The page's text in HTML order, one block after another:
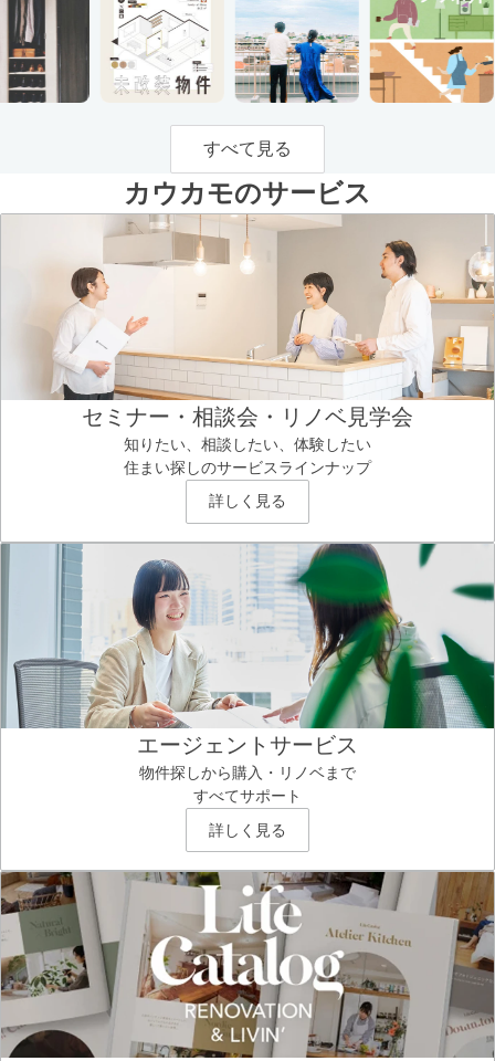
すべて見る
カウカモのサービス
セミナー・相談会・リノベ見学会
知りたい、相談したい、体験したい
住まい探しのサービスラインナップ
詳しく見る
エージェントサービス
物件探しから購入・リノベまで
すべてサポート
詳しく見る